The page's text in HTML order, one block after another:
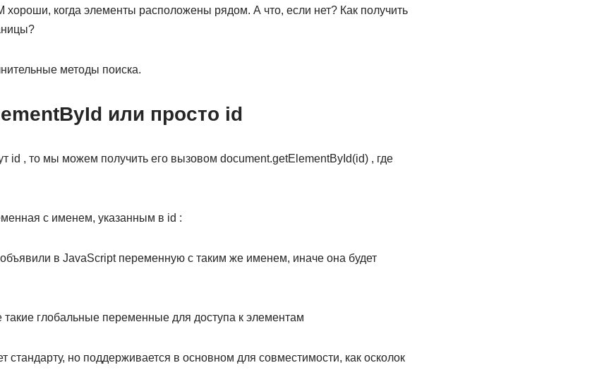
хороши, когда элементы расположены рядом. А что, если нет? Как получить
методы поиска.
или просто id
id , то мы можем получить его вызовом document.getElementById(id) , где
с именем, указанным в id :
в JavaScript переменную с таким же именем, иначе она будет
такие глобальные переменные для доступа к элементам
стандарту, но поддерживается в основном для совместимости, как осколок